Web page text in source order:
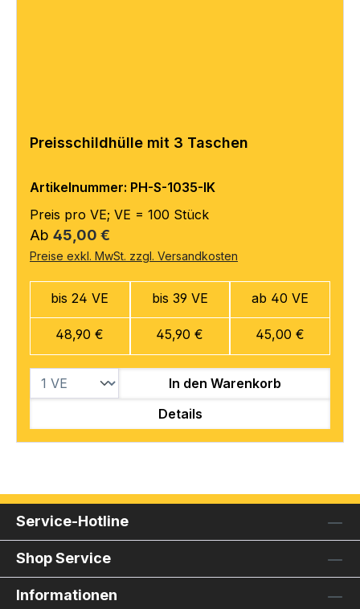
Preisschildhülle mit 3 Taschen
Artikelnummer: PH-S-1035-IK
Preis pro VE; VE = 100 Stück
Regulärer Preis:
Ab 45,00 €
Preise exkl. MwSt. zzgl. Versandkosten
bis 24 VE
48,90 €
bis 39 VE
45,90 €
ab 40 VE
45,00 €
In den Warenkorb
Details
Service-Hotline
Shop Service
Informationen